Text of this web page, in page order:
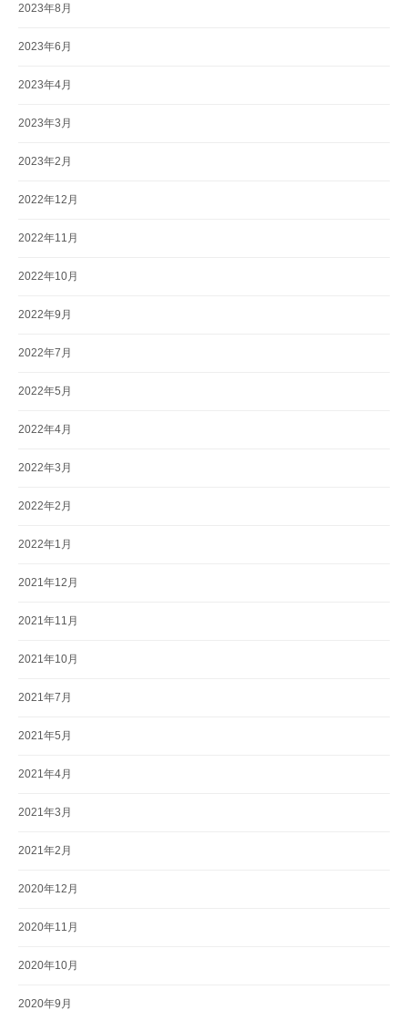
2023年8月
2023年6月
2023年4月
2023年3月
2023年2月
2022年12月
2022年11月
2022年10月
2022年9月
2022年7月
2022年5月
2022年4月
2022年3月
2022年2月
2022年1月
2021年12月
2021年11月
2021年10月
2021年7月
2021年5月
2021年4月
2021年3月
2021年2月
2020年12月
2020年11月
2020年10月
2020年9月